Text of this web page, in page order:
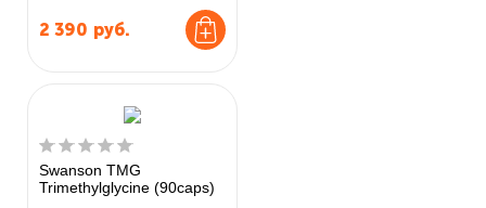
2 390 руб.
Swanson TMG
Trimethylglycine (90caps)